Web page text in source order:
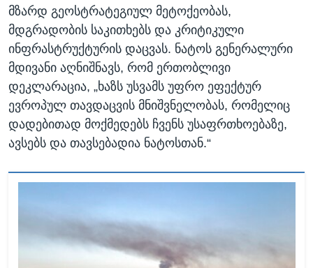
მზარდ გეოსტრატეგიულ მეტოქეობას,
მდგრადობის საკითხებს და კრიტიკული
ინფრასტრუქტურის დაცვას. ნატოს გენერალური
მდივანი აღნიშნავს, რომ ერთობლივი
დეკლარაცია, „ხაზს უსვამს უფრო ეფექტურ
ევროპულ თავდაცვის მნიშვნელობას, რომელიც
დადებითად მოქმედებს ჩვენს უსაფრთხოებაზე,
ავსებს და თავსებადია ნატოსთან.“